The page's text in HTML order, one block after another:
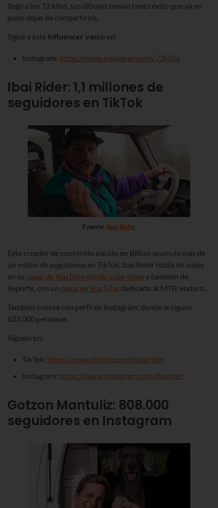
llegó a los 72 kilos, sus dibujos tenían tanto éxito que ya no
pudo dejar de compartirlos.
Sigue a este influencer vasco en:
Instagram: https://www.instagram.com/72kilos
Ibai Rider: 1,1 millones de
seguidores en TikTok
Fuente: Ibai Rider
Este creador de contenido nacido en Bilbao acumula más de
un millón de seguidores en TikTok. Ibai Rider habla de viajes
en su canal de YouTube donde sube vlogs y también de
deporte, con un canal en YouTube dedicado al MTB, enduro…
También cuenta con perfil en Instagram, donde le siguen
623.000 personas.
Síguelo en:
TikTok: https://www.tiktok.com/@ibairider
Instagram: https://www.instagram.com/ibairider
Gotzon Mantuliz: 808.000
seguidores en Instagram